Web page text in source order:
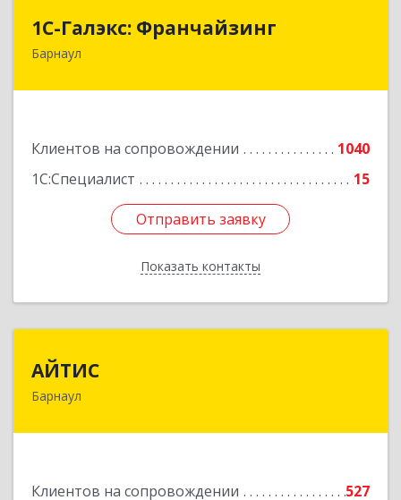
1С-Галэкс: Франчайзинг
Барнаул
Клиентов на сопровождении
1040
1С:Специалист
15
Отправить заявку
Показать контакты
1С-Галэкс: Франчайзинг
656015, Алтайский край, Барнаул г, Деповская
Отправить заявку
Назад
АЙТИС
Барнаул
Клиентов на сопровождении
527
656067, Алтайский край, Барнаул г, Взлетная ул,